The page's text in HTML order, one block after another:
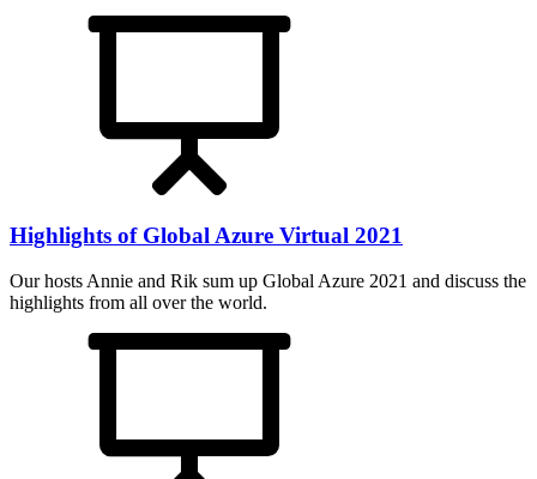
Highlights of Global Azure Virtual 2021
Our hosts Annie and Rik sum up Global Azure 2021 and discuss the
highlights from all over the world.